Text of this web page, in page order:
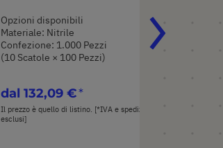
Opzioni disponibili
Materiale: Nitrile
Confezione: 1.000 Pezzi
(10 Scatole × 100 Pezzi)
dal 132,09 €
Il prezzo è quello di listino. [*IVA e spedizione
esclusi]